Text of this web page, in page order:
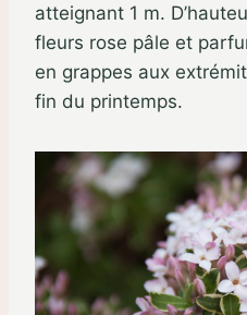
atteignant 1 m.
fleurs rose pâle et
en grappes aux
fin du printemps.